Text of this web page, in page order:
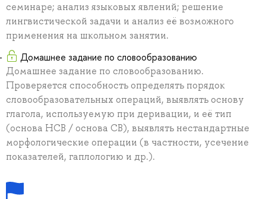
семинаре; анализ языковых явлений; решение
лингвистической задачи и анализ её возможного
применения на школьном занятии.
Домашнее задание по словообразованию
Домашнее задание по словообразованию.
Проверяется способность определять порядок
словообразовательных операций, выявлять основу
глагола, используемую при деривации, и её тип
(основа НСВ / основа СВ), выявлять нестандартные
морфологические операции (в частности, усечение
показателей, гаплологию и др.).